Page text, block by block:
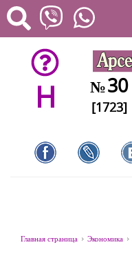
H №30
[1723]
Главная страница Экономика